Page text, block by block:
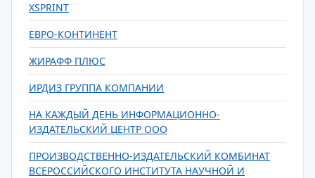
XSPRINT
ЕВРО-КОНТИНЕНТ
ЖИРАФФ ПЛЮС
ИРДИЗ ГРУППА КОМПАНИИ
НА КАЖДЫЙ ДЕНЬ ИНФОРМАЦИОННО-
ИЗДАТЕЛЬСКИЙ ЦЕНТР ООО
ПРОИЗВОДСТВЕННО-ИЗДАТЕЛЬСКИЙ КОМБИНАТ
ВСЕРОССИЙСКОГО ИНСТИТУТА НАУЧНОЙ И